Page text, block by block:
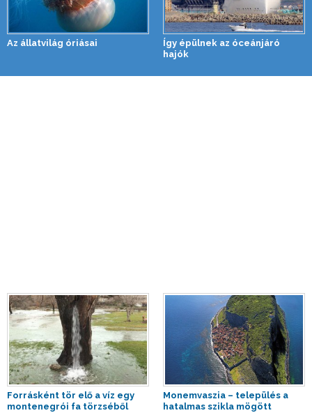
Az állatvilág óriásai
Így épülnek az óceánjáró
hajók
Forrásként tör elő a víz egy
montenegrói fa törzséből
Monemvaszia – település a
hatalmas szikla mögött